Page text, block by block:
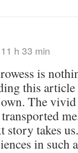
h 33 min
is
this
The
story takes
in such